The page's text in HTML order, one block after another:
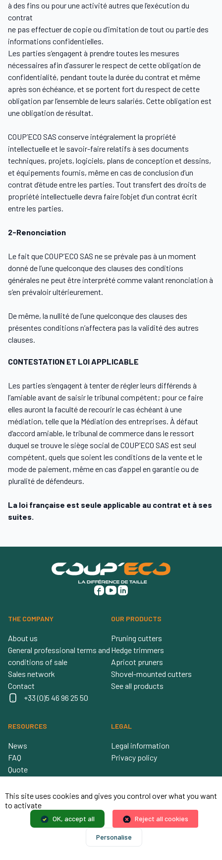
à des fins ou pour une activité autres que l’exécution du
contrat
ne pas effectuer de copie ou d’imitation de tout ou partie des
informations confidentielles.
Les parties s’engagent à prendre toutes les mesures
nécessaires afin d’assurer le respect de cette obligation de
confidentialité, pendant toute la durée du contrat et même
après son échéance, et se portent fort du respect de cette
obligation par l’ensemble de leurs salariés. Cette obligation est
une obligation de résultat.
COUP’ECO SAS conserve intégralement la propriété
intellectuelle et le savoir-faire relatifs à ses documents
techniques, projets, logiciels, plans de conception et dessins,
et équipements fournis, même en cas de conclusion d’un
contrat d’étude entre les parties. Tout transfert des droits de
propriété intellectuelle devra faire l’objet d’un contrat écrit
entre les parties.
2-Renonciation
Le fait que COUP’ECO SAS ne se prévale pas à un moment
donné de l’une quelconque des clauses des conditions
générales ne peut être interprété comme valant renonciation à
s’en prévaloir ultérieurement.
De même, la nullité de l’une quelconque des clauses des
présentes conditions n’affectera pas la validité des autres
clauses.
CONTESTATION ET LOI APPLICABLE
Les parties s’engagent à tenter de régler leurs différends à
l’amiable avant de saisir le tribunal compétent; pour ce faire
elles auront la faculté de recourir le cas échéant à une
médiation, telle que la Médiation des entreprises. À défaut
d‘accord amiable, le tribunal de commerce dans le ressort
duquel se trouve le siège social de COUP’ECO SAS est seul
compétent, quels que soient les conditions de la vente et le
mode de paiement, même en cas d’appel en garantie ou de
pluralité de défendeurs.
La loi française est seule applicable au contrat et à ses
suites.
THE COMPANY
About us
General professional terms and
conditions of sale
Sales network
Contact
+33 (0)5 46 96 25 50
OUR PRODUCTS
Pruning cutters
Hedge trimmers
Apricot pruners
Shovel-mounted cutters
See all products
RESOURCES
News
FAQ
Quote
Reseller
LEGAL
Legal information
Privacy policy
This site uses cookies and gives you control over what you want
to activate
OK, accept all Reject all cookies
Personalise